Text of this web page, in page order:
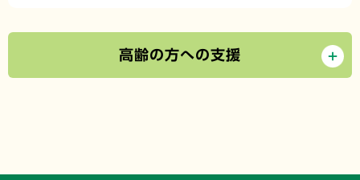
高齢の方への支援